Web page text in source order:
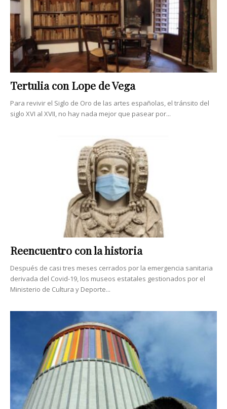
Tertulia con Lope de Vega
Para revivir el Siglo de Oro de las artes españolas, el tránsito del
siglo XVI al XVII, no hay nada mejor que pasear por...
Reencuentro con la historia
Después de casi tres meses cerrados por la emergencia sanitaria
derivada del ­Covid-19, los museos estatales gestionados por el
Ministerio de Cultura y Deporte...